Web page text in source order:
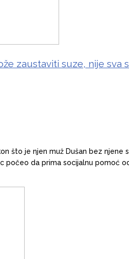
zaustaviti suze, nije sva
što je njen muž Dušan bez
počeo da prima socijalnu pomoć